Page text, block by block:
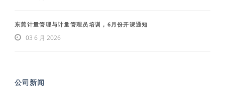
东莞计量管理与计量管理员培训，6月份开课通知
03 6 月 2026
公司新闻